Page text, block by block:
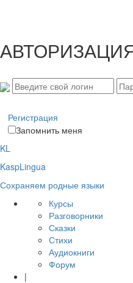
Регистрация
Запомнить меня
KL
KaspLingua
Сохраняем родные языки
Курсы
Разговорники
Сказки
Стихи
Аудиокниги
Форум
|